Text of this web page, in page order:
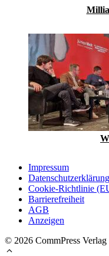
Impressum
Datenschutzerklärung
Cookie-Richtlinie
Barrierefreiheit
AGB
Anzeigen
© 2026 CommPress